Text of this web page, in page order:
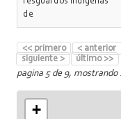
de
<< primero < anterior
siguiente >
último >>
pagina 5 de 9, mostrando
+